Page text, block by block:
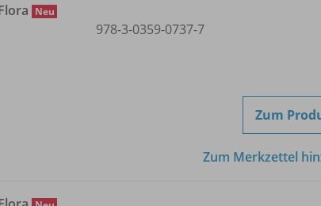
Neu
978-3-0359-0737-7
Zum
Zum Merkzettel